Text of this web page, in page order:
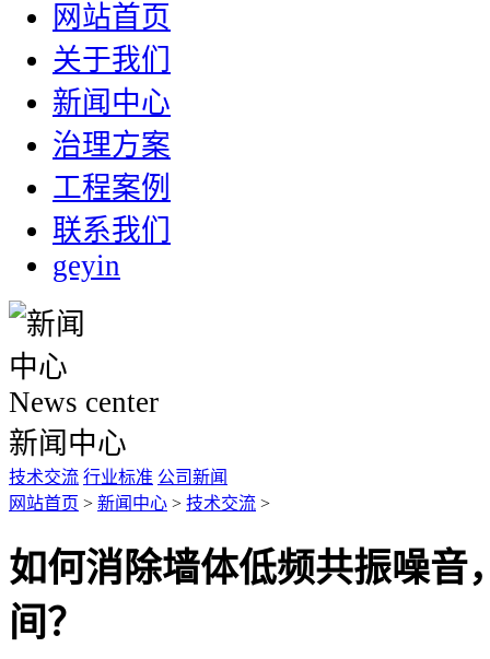
网站首页
关于我们
新闻中心
治理方案
工程案例
联系我们
geyin
News center
新闻中心
技术交流 行业标准 公司新闻
网站首页 > 新闻中心 > 技术交流 >
如何消除墙体低频共振噪音
间？